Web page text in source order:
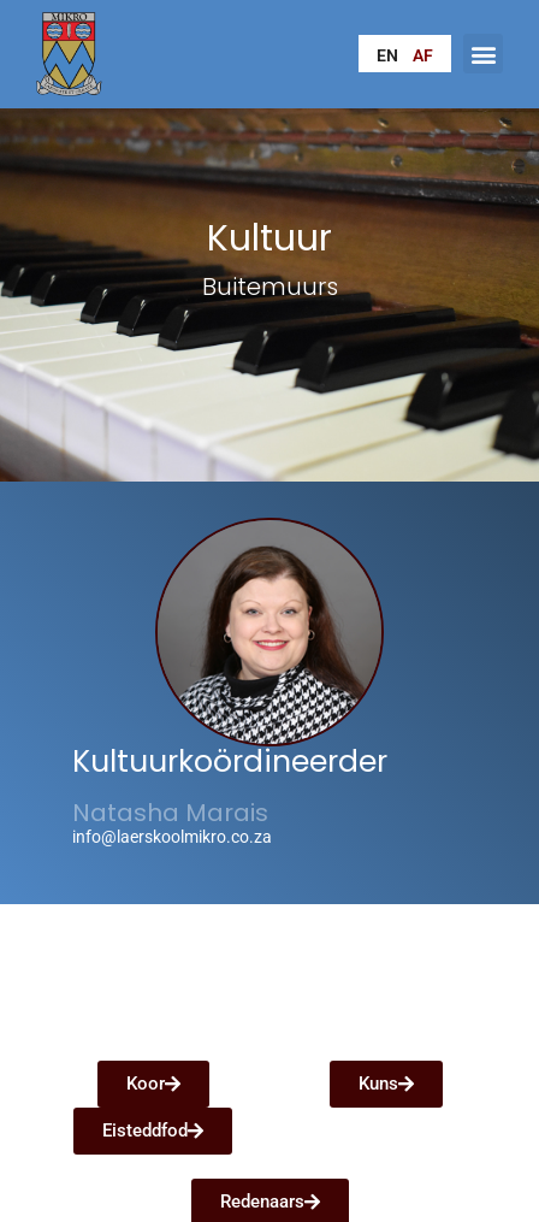
EN AF
Kultuur
Buitemuurs
Kultuurkoördineerder
Natasha Marais
info@laerskoolmikro.co.za
Koor Kuns
Eisteddfod
Redenaars